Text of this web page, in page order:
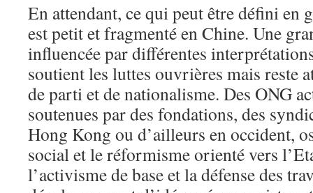
En attendant, ce qui peut être défini en
est petit et fragmenté en Chine. Une
influencée par différentes
soutient les luttes ouvrières mais reste
de parti et de nationalisme. Des ONG
soutenues par des fondations, des
Hong Kong ou d’ailleurs en occident,
social et le réformisme orienté vers
l’activisme de base et la défense des